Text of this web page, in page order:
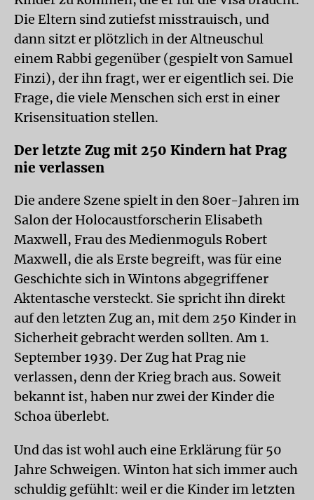
Die Eltern sind zutiefst misstrauisch, und
dann sitzt er plötzlich in der Altneuschul
einem Rabbi gegenüber (gespielt von Samuel
Finzi), der ihn fragt, wer er eigentlich sei. Die
Frage, die viele Menschen sich erst in einer
Krisensituation stellen.
Der letzte Zug mit 250 Kindern hat Prag
nie verlassen
Die andere Szene spielt in den 80er-Jahren im
Salon der Holocaustforscherin Elisabeth
Maxwell, Frau des Medien­moguls Robert
Maxwell, die als Erste begreift, was für eine
Geschichte sich in Wintons abgegriffener
Aktentasche versteckt. Sie spricht ihn direkt
auf den letzten Zug an, mit dem 250 Kinder in
Sicherheit gebracht werden sollten. Am 1.
September 1939. Der Zug hat Prag nie
verlassen, denn der Krieg brach aus. Soweit
bekannt ist, haben nur zwei der Kinder die
Schoa überlebt.
Und das ist wohl auch eine Erklärung für 50
Jahre Schweigen. Winton hat sich immer auch
schuldig gefühlt: weil er die Kinder im letzten